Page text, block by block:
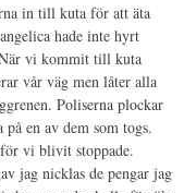
in till kuta för att äta
hade inte hyrt
När vi kommit till kuta
vår väg men låter alla
Poliserna plockar
en av dem som togs.
vi blivit stoppade.
jag nicklas de pengar jag